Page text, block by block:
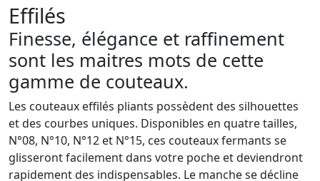
Effilés
Finesse, élégance et raffinement
sont les maitres mots de cette
gamme de couteaux.
Les couteaux effilés pliants possèdent des silhouettes
et des courbes uniques. Disponibles en quatre tailles,
N°08, N°10, N°12 et N°15, ces couteaux fermants se
glisseront facilement dans votre poche et deviendront
rapidement des indispensables. Le manche se décline